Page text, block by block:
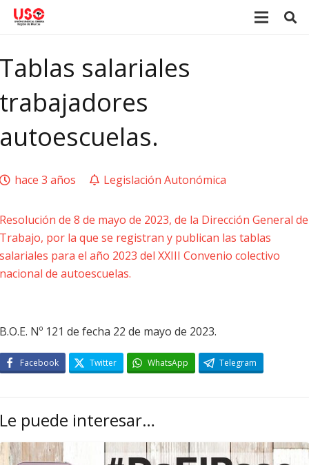
Tablas salariales
trabajadores
autoescuelas.
hace 3 años Legislación Autonómica
Resolución de 8 de mayo de 2023, de la Dirección General de
Trabajo, por la que se registran y publican las tablas
salariales para el año 2023 del XXIII Convenio colectivo
nacional de autoescuelas.
B.O.E. Nº 121 de fecha 22 de mayo de 2023.
Facebook Twitter WhatsApp Telegram
Le puede interesar…